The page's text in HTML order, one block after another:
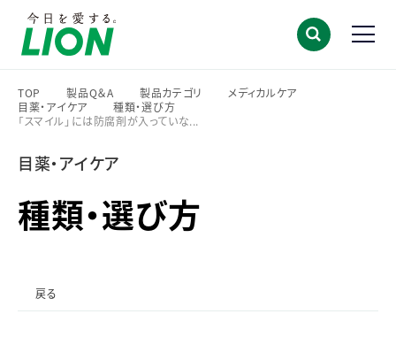
TOP
>
製品Q＆A
>
製品カテゴリ
メディカルケア
目薬・アイケア
>
種類・選び方
>
「スマイル」には防腐剤が入っていな...
目薬・アイケア
種類・選び方
戻る